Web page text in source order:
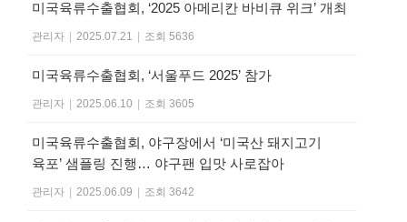
미국육류수출협회, ‘2025 아메리칸 바비큐 위크’ 개최
관리자 2025.07.21 조회 5636
미국육류수출협회, ‘서울푸드 2025’ 참가
관리자 2025.06.10 조회 3605
미국육류수출협회, 야구장에서 ‘미국산 돼지고기
육포’ 샘플링 진행… 야구팬 입맛 사로잡아
관리자 2025.06.09 조회 3642